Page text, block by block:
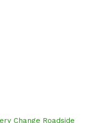
Change Roadside